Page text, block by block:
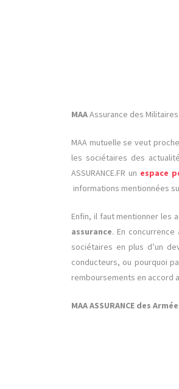
MAAAssurance des Militaires
MAA mutuelle se veut
les sociétaires des
ASSURANCE.FR un espace
informations mentionnées
Enfin, il faut mentionner les
assurance. En concurrence
sociétaires en plus d’un
conducteurs, ou pourquoi
remboursements en accord
MAA ASSURANCE des